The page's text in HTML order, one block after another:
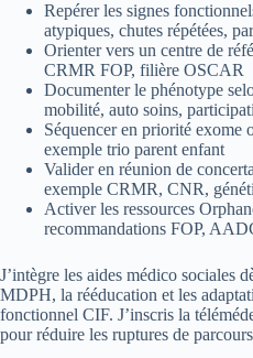
Repérer les signes
atypiques, chutes répétées,
Orienter vers un centre de
CRMR FOP, filière OSCAR
Documenter le phénotype
mobilité, auto soins,
Séquencer en priorité exome
exemple trio parent enfant
Valider en réunion de
exemple CRMR, CNR,
Activer les ressources
recommandations FOP,
J’intègre les aides médico sociales
MDPH, la rééducation et les
fonctionnel CIF. J’inscris la
pour réduire les ruptures de